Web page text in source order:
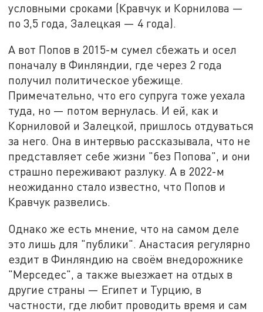
условными сроками (Кравчук и Корнилова —
по 3,5 года, Залецкая — 4 года).
А вот Попов в 2015-м сумел сбежать и осел
поначалу в Финляндии, где через 2 года
получил политическое убежище.
Примечательно, что его супруга тоже уехала
туда, но — потом вернулась. И ей, как и
Корниловой и Залецкой, пришлось отдуваться
за него. Она в интервью рассказывала, что не
представляет себе жизни "без Попова", и они
страшно переживают разлуку. А в 2022-м
неожиданно стало известно, что Попов и
Кравчук развелись.
Однако же есть мнение, что на самом деле
это лишь для "публики". Анастасия регулярно
ездит в Финляндию на своём внедорожнике
"Мерседес", а также выезжает на отдых в
другие страны — Египет и Турцию, в
частности, где любит проводить время и сам